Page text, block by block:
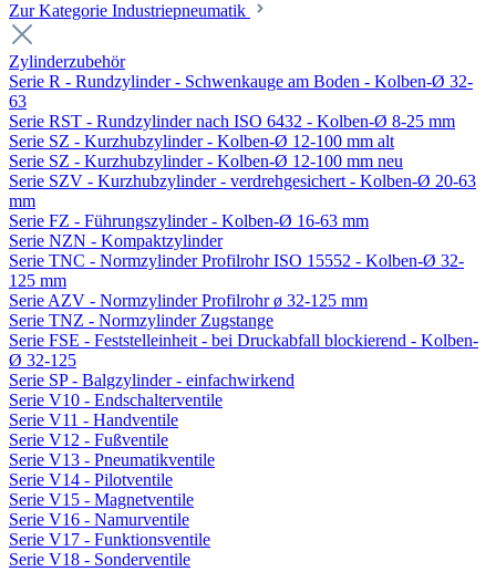
Zur Kategorie Industriepneumatik
Zylinderzubehör
Serie R - Rundzylinder - Schwenkauge am Boden - Kolben-Ø 32-
63
Serie RST - Rundzylinder nach ISO 6432 - Kolben-Ø 8-25 mm
Serie SZ - Kurzhubzylinder - Kolben-Ø 12-100 mm alt
Serie SZ - Kurzhubzylinder - Kolben-Ø 12-100 mm neu
Serie SZV - Kurzhubzylinder - verdrehgesichert - Kolben-Ø 20-63
mm
Serie FZ - Führungszylinder - Kolben-Ø 16-63 mm
Serie NZN - Kompaktzylinder
Serie TNC - Normzylinder Profilrohr ISO 15552 - Kolben-Ø 32-
125 mm
Serie AZV - Normzylinder Profilrohr ø 32-125 mm
Serie TNZ - Normzylinder Zugstange
Serie FSE - Feststelleinheit - bei Druckabfall blockierend - Kolben-
Ø 32-125
Serie SP - Balgzylinder - einfachwirkend
Serie V10 - Endschalterventile
Serie V11 - Handventile
Serie V12 - Fußventile
Serie V13 - Pneumatikventile
Serie V14 - Pilotventile
Serie V15 - Magnetventile
Serie V16 - Namurventile
Serie V17 - Funktionsventile
Serie V18 - Sonderventile